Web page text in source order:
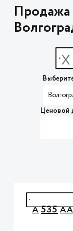
Продажа
Ценовой
А535АА